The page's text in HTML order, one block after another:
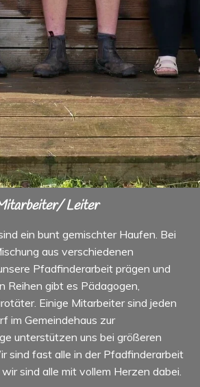
Leiter
ein bunt gemischter Haufen. Bei
aus verschiedenen
Pfadfinderarbeit prägen und
Reihen gibt es Pädagogen,
Einige Mitarbeiter sind jeden
im Gemeindehaus zur
unterstützen uns bei größeren
sind fast alle in der Pfadfinderarbeit
sind alle mit vollem Herzen dabei.